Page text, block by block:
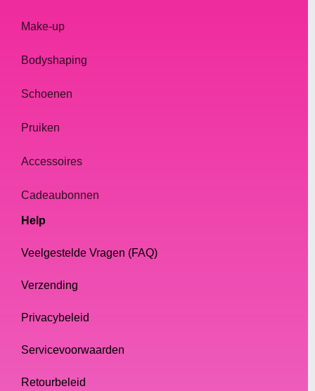
Make-up
Bodyshaping
Schoenen
Pruiken
Accessoires
Cadeaubonnen
Help
Veelgestelde Vragen (FAQ)
Verzending
Privacybeleid
Servicevoorwaarden
Retourbeleid